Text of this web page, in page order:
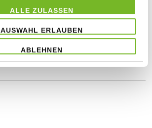
ALLE ZULASSEN
AUSWAHL ERLAUBEN
ABLEHNEN